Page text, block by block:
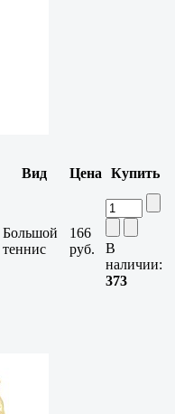
Вид Цена Купить
Большой
теннис
166
руб.
В
наличии:
373